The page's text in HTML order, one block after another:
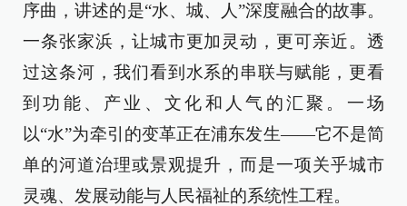
序曲，讲述的是“水、城、人”深度融合的故事。
一条张家浜，让城市更加灵动，更可亲近。透
过这条河，我们看到水系的串联与赋能，更看
到功能、产业、文化和人气的汇聚。一场
以“水”为牵引的变革正在浦东发生——它不是简
单的河道治理或景观提升，而是一项关乎城市
灵魂、发展动能与人民福祉的系统性工程。